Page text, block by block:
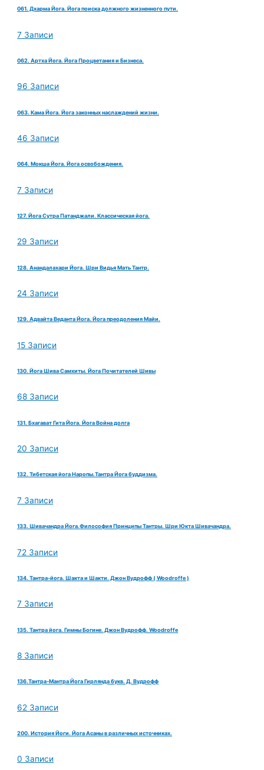
061. Дхарма Йога. Йога поиска должного жизненного пути.
7 Записи
062. Артха Йога. Йога Процветания и Бизнеса.
96 Записи
063. Кама Йога. Йога законных наслаждений жизни.
46 Записи
064. Мокша Йога. Йога освобождения.
7 Записи
127. Йога Сутра Патанджали. Классическая йога.
29 Записи
128. Анандалахари Йога. Шри Видья Мать Тантр.
24 Записи
129. Адвайта Веданта Йога. Йога преодоления Майи.
15 Записи
130. Йога Шива Самхиты. Йога Почитателей Шивы
68 Записи
131. Бхагават Гита Йога. Йога Война долга
20 Записи
132. Тибетская йога Наропы.Тантра Йога буддизма.
7 Записи
133. Шивачандра Йога.Философия Принципы Тантры. Шри Юкта Шивачандра.
72 Записи
134. Тантра-йога. Шакта и Шакти. Джон Вудрофф ( Woodroffe )
7 Записи
135. Тантра йога. Гимны Богине. Джон Вудрофф. Woodroffe
8 Записи
136.Тантра-Мантра Йога Гирлянда букв. Д. Вудрофф
62 Записи
200. История Йоги. Йога Асаны в различных источниках.
0 Записи